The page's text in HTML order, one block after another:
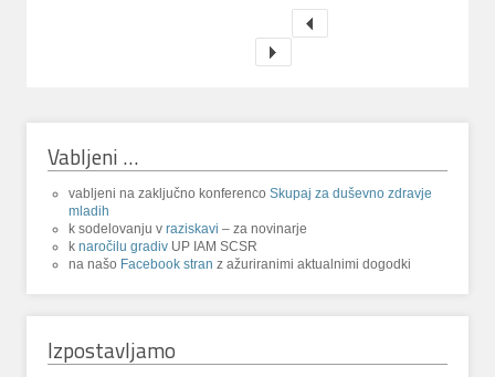
Vabljeni …
vabljeni na zaključno konferencoSkupaj za duševno zdravje
mladih
k sodelovanju vraziskavi – za novinarje
knaročilu gradiv UP IAM SCSR
na našo Facebook stran z ažuriranimi aktualnimi dogodki
Izpostavljamo